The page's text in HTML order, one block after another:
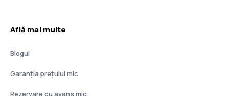
Află mai multe
Blogul
Garanția prețului mic
Rezervare cu avans mic